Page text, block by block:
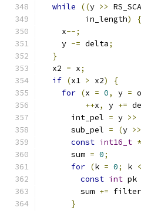
while
((y >>
         in_length
)
{
    x
--;
    y
-= delta;
}
  x2
= x;
if (x1 > x2)
{
for (x = 0, y =
++x, y +=
      int_pel
= y >>
      sub_pel
= (y >>
const int16_t *
      sum
= 0;
for (k = 0; k <
const int pk
        sum
+= filter
}